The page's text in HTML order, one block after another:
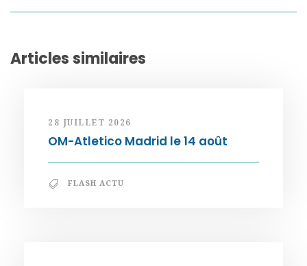
Articles similaires
28 JUILLET 2026
OM-Atletico Madrid le 14 août
FLASH ACTU